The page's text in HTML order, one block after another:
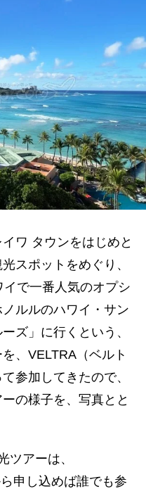
る
光ツアースタート！
ーマーズマーケット
ケットの看板と一緒
買って帰りたい
のKCCファーマーズ
へ移動
「クカニロコ・バー
た王族ゆかりの出産
くくりにできない荘
ランテーション」
ワ タウンをはじめと
スポットをめぐり、
で一番人気のオプシ
ルルのハワイ・サン
ズ」に行くという、
、VELTRA（ベルト
参加してきたので、
の様子を、写真とと
ツアーは、
申し込めば誰でも参